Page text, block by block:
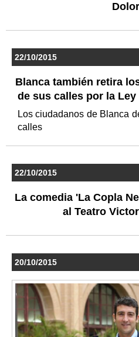
22/10/2015
Blanca también retira
de sus calles por la
Los ciudadanos de Blanca
calles
22/10/2015
La comedia 'La Copla
al Teatro
20/10/2015